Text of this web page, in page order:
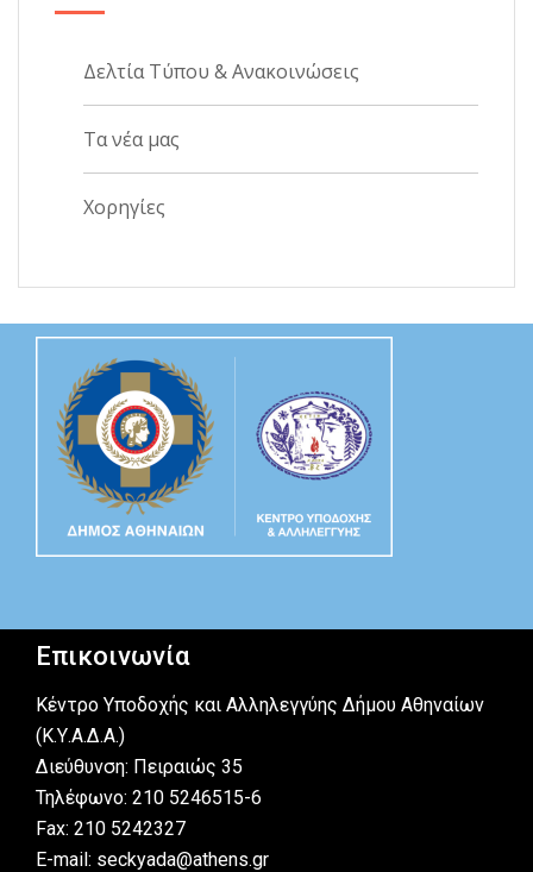
Δελτία Τύπου & Ανακοινώσεις
Τα νέα μας
Χορηγίες
Επικοινωνία
Κέντρο Υποδοχής και Αλληλεγγύης Δήμου Αθηναίων
(Κ.Υ.Α.Δ.Α.)
Διεύθυνση: Πειραιώς 35
Τηλέφωνο: 210 5246515-6
Fax: 210 5242327
E-mail: seckyada@athens.gr